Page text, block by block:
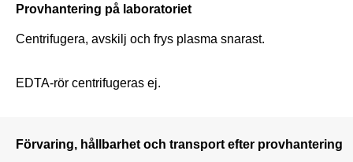
Provhantering på laboratoriet
Centrifugera, avskilj och frys plasma snarast.
EDTA-rör centrifugeras ej.
Förvaring, hållbarhet och transport efter provhantering